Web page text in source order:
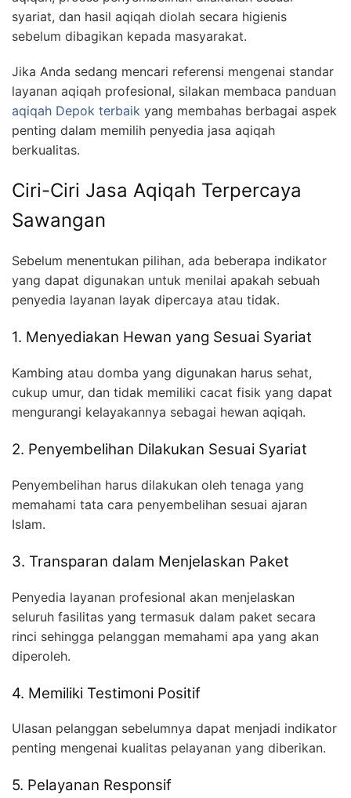
syariat, dan hasil aqiqah diolah secara higienis
sebelum dibagikan kepada masyarakat.
Jika Anda sedang mencari referensi mengenai standar
layanan aqiqah profesional, silakan membaca panduan
aqiqah Depok terbaik yang membahas berbagai aspek
penting dalam memilih penyedia jasa aqiqah
berkualitas.
Ciri-Ciri Jasa Aqiqah Terpercaya
Sawangan
Sebelum menentukan pilihan, ada beberapa indikator
yang dapat digunakan untuk menilai apakah sebuah
penyedia layanan layak dipercaya atau tidak.
1. Menyediakan Hewan yang Sesuai Syariat
Kambing atau domba yang digunakan harus sehat,
cukup umur, dan tidak memiliki cacat fisik yang dapat
mengurangi kelayakannya sebagai hewan aqiqah.
2. Penyembelihan Dilakukan Sesuai Syariat
Penyembelihan harus dilakukan oleh tenaga yang
memahami tata cara penyembelihan sesuai ajaran
Islam.
3. Transparan dalam Menjelaskan Paket
Penyedia layanan profesional akan menjelaskan
seluruh fasilitas yang termasuk dalam paket secara
rinci sehingga pelanggan memahami apa yang akan
diperoleh.
4. Memiliki Testimoni Positif
Ulasan pelanggan sebelumnya dapat menjadi indikator
penting mengenai kualitas pelayanan yang diberikan.
5. Pelayanan Responsif